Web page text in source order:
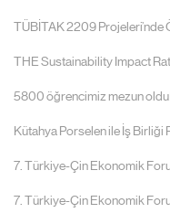
TÜBİTAK 2209 Projeleri’nde
THE Sustainability Impact
5800 öğrencimiz mezun
Kütahya Porselen ile İş Birliği
7. Türkiye-Çin Ekonomik
7. Türkiye-Çin Ekonomik